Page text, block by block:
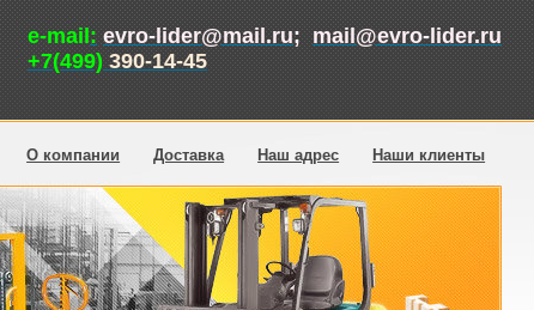
О компании Доставка Наш адрес Наши клиенты
e-mail: evro-lider@mail.ru; mail@evro-lider.ru
+7(499) 390-14-45